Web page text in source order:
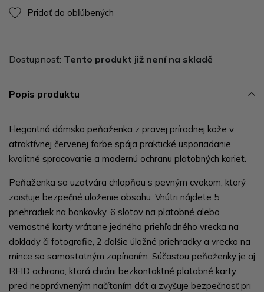
Pridať do obľúbených
Dostupnosť: Tento produkt již není na skladě
Popis produktu
Elegantná dámska peňaženka z pravej prírodnej kože v
atraktívnej červenej farbe spája praktické usporiadanie,
kvalitné spracovanie a modernú ochranu platobných kariet.
Peňaženka sa uzatvára chlopňou s pevným cvokom, ktorý
zaisťuje bezpečné uloženie obsahu. Vnútri nájdete 5
priehradiek na bankovky, 6 slotov na platobné alebo
vernostné karty vrátane jedného priehľadného vrecka na
doklady či fotografie, 2 ďalšie úložné priehradky a vrecko na
mince so samostatným zapínaním. Súčasťou peňaženky je aj
RFID ochrana, ktorá chráni bezkontaktné platobné karty
pred neoprávneným načítaním dát a zvyšuje bezpečnosť pri